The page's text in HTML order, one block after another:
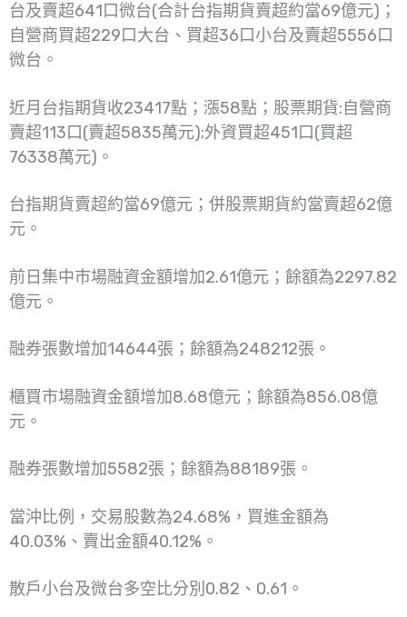
台及賣超641口微台(合計台指期貨賣超約當69億元)；
自營商買超229口大台、買超36口小台及賣超5556口
微台。
近月台指期貨收23417點；漲58點；股票期貨:自營商
賣超113口(賣超5835萬元);外資買超451口(買超
76338萬元)。
台指期貨賣超約當69億元；併股票期貨約當賣超62億
元。
前日集中市場融資金額增加2.61億元；餘額為2297.82
億元。
融券張數增加14644張；餘額為248212張。
櫃買市場融資金額增加8.68億元；餘額為856.08億
元。
融券張數增加5582張；餘額為88189張。
當沖比例，交易股數為24.68%，買進金額為
40.03%、賣出金額40.12%。
散戶小台及微台多空比分別0.82、0.61。